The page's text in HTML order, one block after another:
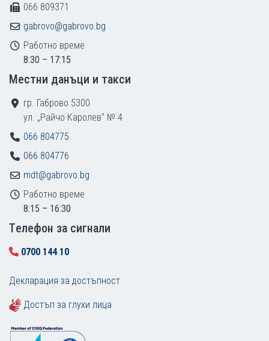
066 809371
gabrovo@gabrovo.bg
Работно време
8:30 – 17:15
Местни данъци и такси
гр. Габрово 5300
ул. „Райчо Каролев“ № 4
066 804775
066 804776
mdt@gabrovo.bg
Работно време
8:15 – 16:30
Tелефон за сигнали
0700 144 10
Декларация за достъпност
Достъп за глухи лица